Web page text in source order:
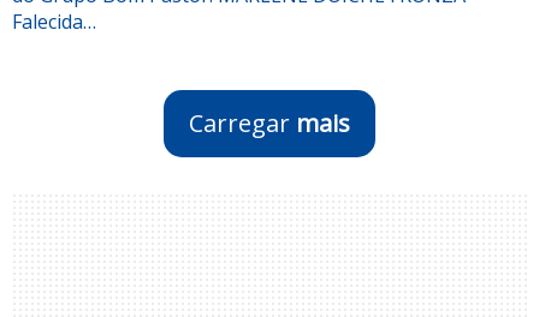
Falecida…
Carregar mais